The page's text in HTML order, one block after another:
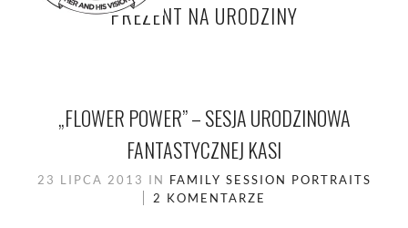
PREZENT NA URODZINY
„FLOWER POWER” – SESJA URODZINOWA
FANTASTYCZNEJ KASI
23 LIPCA 2013 IN FAMILY SESSION PORTRAITS
2 KOMENTARZE